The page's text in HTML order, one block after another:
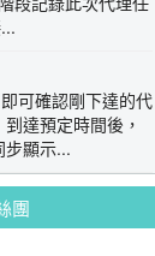
可確認剛下達的代
達預定時間後，
顯示...
團